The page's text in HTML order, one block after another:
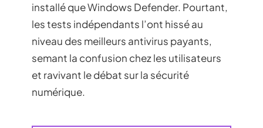
installé que Windows Defender. Pourtant,
les tests indépendants l’ont hissé au
niveau des meilleurs antivirus payants,
semant la confusion chez les utilisateurs
et ravivant le débat sur la sécurité
numérique.